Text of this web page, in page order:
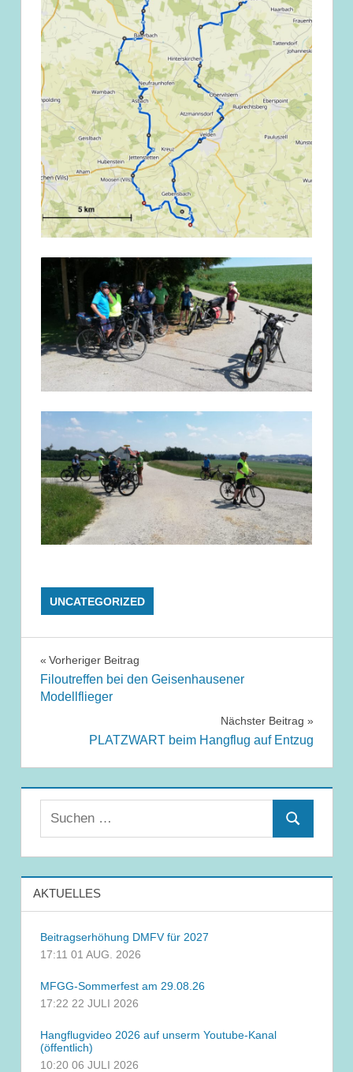
UNCATEGORIZED
Beitragsnavigation
Vorheriger Beitrag
Filoutreffen bei den Geisenhausener
Modellflieger
Nächster Beitrag
PLATZWART beim Hangflug auf Entzug
Suchen
Suchen
AKTUELLES
Beitragserhöhung DMFV für 2027
17:11 01 AUG. 2026
MFGG-Sommerfest am 29.08.26
17:22 22 JULI 2026
Hangflugvideo 2026 auf unserm Youtube-Kanal
(öffentlich)
10:20 06 JULI 2026